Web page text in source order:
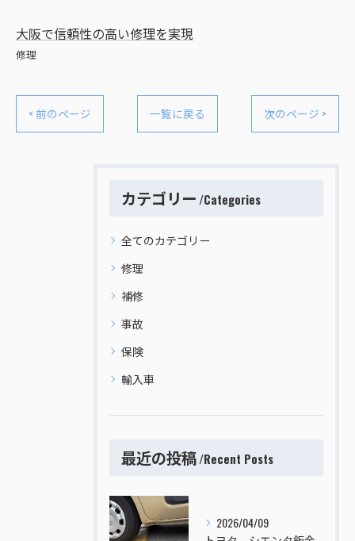
大阪で信頼性の高い修理を実現
修理
< 前のページ 一覧に戻る 次のページ >
カテゴリー Categories
全てのカテゴリー
修理
補修
事故
保険
輸入車
最近の投稿 Recent Posts
2026/04/09